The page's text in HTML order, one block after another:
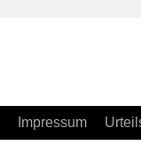
Impressum